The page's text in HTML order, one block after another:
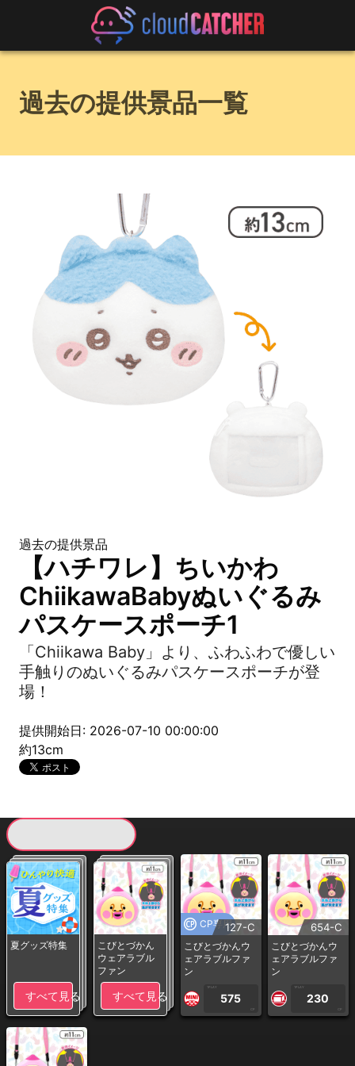
過去の提供景品一覧
過去の提供景品
【ハチワレ】ちいかわ
ChiikawaBabyぬいぐるみ
パスケースポーチ1
「Chiikawa Baby」より、ふわふわで優しい
手触りのぬいぐるみパスケースポーチが登
場！
提供開始日: 2026-07-10 00:00:00
約13cm
夏グッズ特集
すべて見る
こびとづかん
ウェアラブル
ファン
すべて見る
CP専用127-C
こびとづかんウ
ェアラブルファ
ン
1PLAY
575
CP
654-C
こびとづかんウ
ェアラブルファ
ン
1PLAY
230
CP